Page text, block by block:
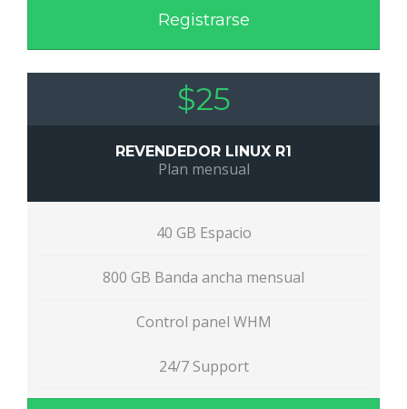
Registrarse
$25
REVENDEDOR LINUX R1
Plan mensual
40 GB Espacio
800 GB Banda ancha mensual
Control panel WHM
24/7 Support